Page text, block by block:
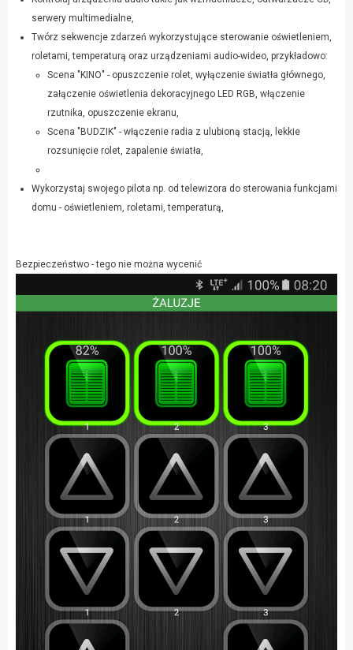
serwery multimedialne,
Twórz sekwencje zdarzeń wykorzystujące sterowanie oświetleniem,
roletami, temperaturą oraz urządzeniami audio-wideo, przykładowo:
Scena "KINO" - opuszczenie rolet, wyłączenie światła głównego,
załączenie oświetlenia dekoracyjnego LED RGB, włączenie
rzutnika, opuszczenie ekranu,
Scena "BUDZIK" - włączenie radia z ulubioną stacją, lekkie
rozsunięcie rolet, zapalenie światła,
Wykorzystaj swojego pilota np. od telewizora do sterowania funkcjami
domu - oświetleniem, roletami, temperaturą,
Bezpieczeństwo - tego nie można wycenić